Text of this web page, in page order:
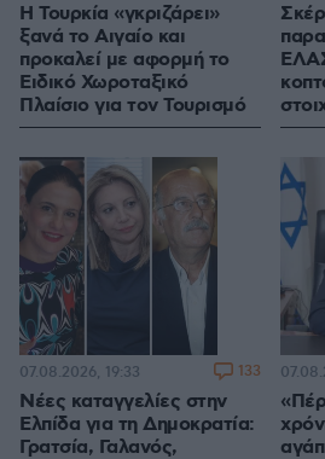
Η Τουρκία «γκριζάρει»
ξανά το Αιγαίο και
προκαλεί με αφορμή το
Ειδικό Χωροταξικό
Πλαίσιο για τον Τουρισμό
Νέες καταγγελίες στην
Ελπίδα για τη Δημοκρατία:
Γρατσία, Γαλανός,
07.08.2026, 19:33 133